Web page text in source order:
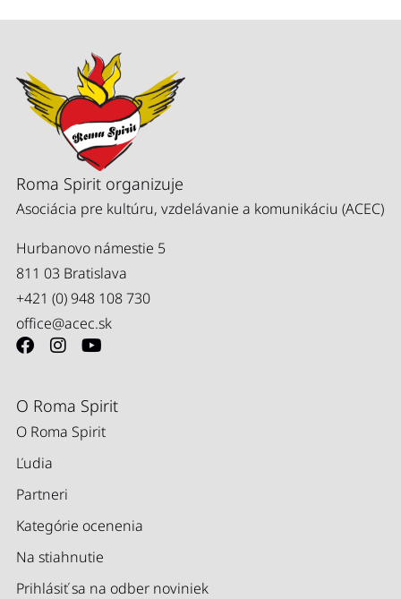
Roma Spirit organizuje
Asociácia pre kultúru, vzdelávanie a komunikáciu (ACEC)
Hurbanovo námestie 5
811 03 Bratislava
+421 (0) 948 108 730
office@acec.sk
O Roma Spirit
O Roma Spirit
Ľudia
Partneri
Kategórie ocenenia
Na stiahnutie
Prihlásiť sa na odber noviniek